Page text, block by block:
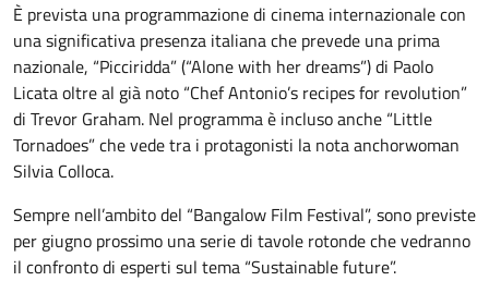
È prevista una programmazione di cinema internazionale con
una significativa presenza italiana che prevede una prima
nazionale, “Picciridda” (“Alone with her dreams”) di Paolo
Licata oltre al già noto “Chef Antonio’s recipes for revolution”
di Trevor Graham. Nel programma è incluso anche “Little
Tornadoes” che vede tra i protagonisti la nota anchorwoman
Silvia Colloca.
Sempre nell’ambito del “Bangalow Film Festival”, sono previste
per giugno prossimo una serie di tavole rotonde che vedranno
il confronto di esperti sul tema “Sustainable future”.